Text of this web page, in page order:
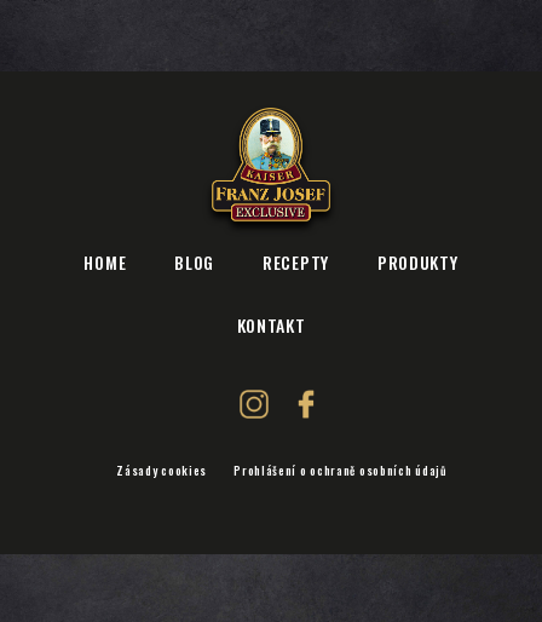
HOME BLOG RECEPTY PRODUKTY
KONTAKT
Zásady cookies Prohlášení o ochraně osobních údajů